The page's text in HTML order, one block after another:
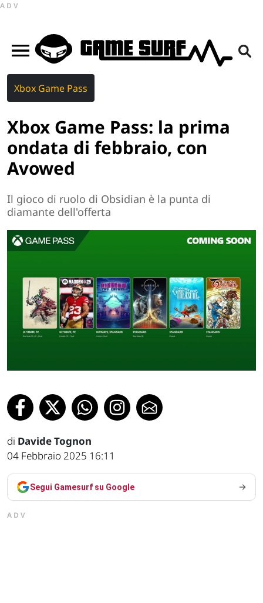
ADV
Xbox Game Pass
Xbox Game Pass: la prima
ondata di febbraio, con
Avowed
Il gioco di ruolo di Obsidian è la punta di
diamante dell'offerta
di Davide Tognon
04 Febbraio 2025 16:11
Segui Gamesurf su Google
ADV